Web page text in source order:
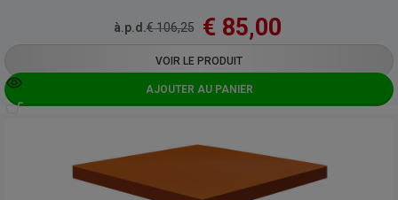
à.p.d.€106,25 € 85,00
VOIR LE PRODUIT
AJOUTER AU PANIER